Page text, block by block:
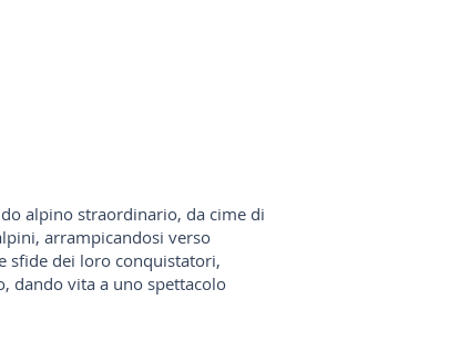
alpino straordinario, da cime di
arrampicandosi verso
sfide dei loro conquistatori,
dando vita a uno spettacolo